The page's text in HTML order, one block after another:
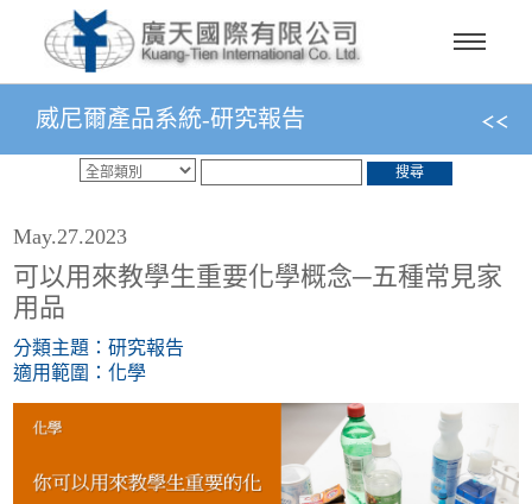
威尼爾產品系統-研究報告
搜尋
May.27.2023
可以用來教學生重要化學概念─五種常見家
用品
分類主題：研究報告
適用範圍：化學